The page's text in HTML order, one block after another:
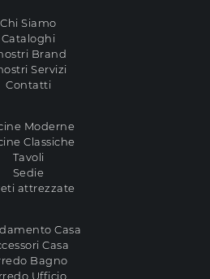
Chi Siamo
Cataloghi
Brand
Servizi
Contatti
Moderne
Classiche
Tavoli
Sedie
attrezzate
Casa
Casa
Bagno
Ufficio